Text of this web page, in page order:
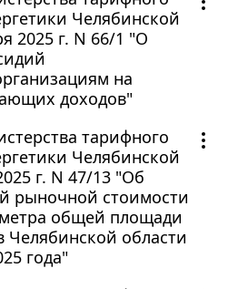
Челябинской
2025 г. N 66/1 "О
на
доходов"
тарифного
Челябинской
г. N 47/13 "Об
рыночной стоимости
общей площади
области
года"